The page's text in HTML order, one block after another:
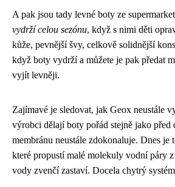
A pak jsou tady levné boty ze
vydrží celou sezónu, když s nimi děti
kůže, pevnější švy, celkově solidnější
když boty vydrží a můžete je pak předat
vyjít levněji.
Zajímavé je sledovat, jak Geox neustále
výrobci dělají boty pořád stejně jako před
membránu neustále zdokonaluje. Dnes
které propustí malé molekuly vodní páry
vody zvenčí zastaví. Docela chytrý